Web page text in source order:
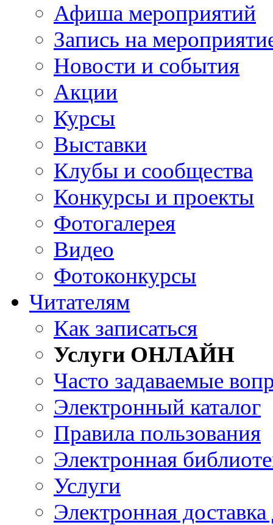
Афиша мероприятий
Запись на
Новости и события
Акции
Курсы
Выставки
Клубы и сообщества
Конкурсы и проекты
Фотогалерея
Видео
Фотоконкурсы
Читателям
Как записаться
Услуги ОНЛАЙН
Часто задаваемые
Электронный каталог
Правила пользования
Электронная
Услуги
Электронная